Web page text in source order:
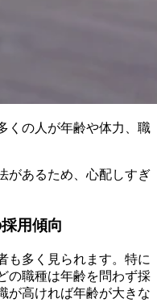
くの人が年齢や体力、職
があるため、心配しすぎ
用傾向
も多く見られます。特に
の職種は年齢を問わず採
が高ければ年齢が大きな